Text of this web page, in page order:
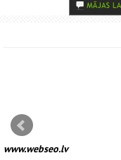
www.webseo.lv